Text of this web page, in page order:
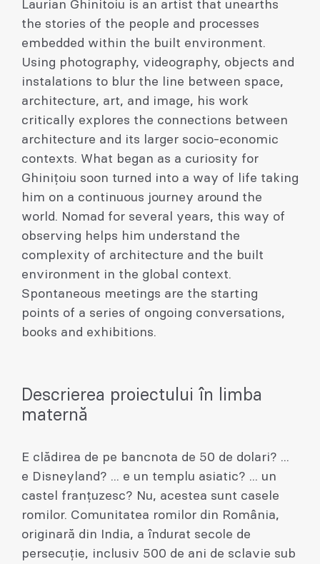
Laurian Ghinitoiu is an artist that unearths
the stories of the people and processes
embedded within the built environment.
Using photography, videography, objects and
instalations to blur the line between space,
architecture, art, and image, his work
critically explores the connections between
architecture and its larger socio-economic
contexts. What began as a curiosity for
Ghinițoiu soon turned into a way of life taking
him on a continuous journey around the
world. Nomad for several years, this way of
observing helps him understand the
complexity of architecture and the built
environment in the global context.
Spontaneous meetings are the starting
points of a series of ongoing conversations,
books and exhibitions.
Descrierea proiectului în limba
maternă
E clădirea de pe bancnota de 50 de dolari? ...
e Disneyland? ... e un templu asiatic? ... un
castel franțuzesc? Nu, acestea sunt casele
romilor. Comunitatea romilor din România,
originară din India, a îndurat secole de
persecuție, inclusiv 500 de ani de sclavie sub